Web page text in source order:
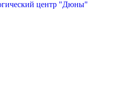
центр "Дюны"